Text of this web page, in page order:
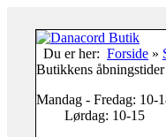
Du er her: Forside »
Butikkens åbningstider
Mandag - Fredag: 10-
Lørdag: 10-15